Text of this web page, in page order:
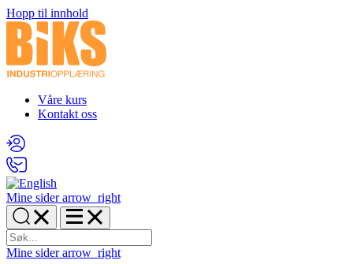
Hopp til innhold
Våre kurs
Kontakt oss
Mine sider arrow_right
Mine sider arrow_right